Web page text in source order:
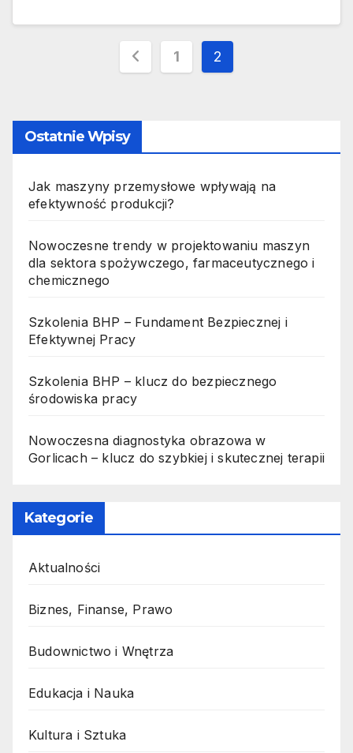
Stronicowanie
1 2
Ostatnie Wpisy
Jak maszyny przemysłowe wpływają na
efektywność produkcji?
Nowoczesne trendy w projektowaniu maszyn
dla sektora spożywczego, farmaceutycznego i
chemicznego
Szkolenia BHP – Fundament Bezpiecznej i
Efektywnej Pracy
Szkolenia BHP – klucz do bezpiecznego
środowiska pracy
Nowoczesna diagnostyka obrazowa w
Gorlicach – klucz do szybkiej i skutecznej terapii
Kategorie
Aktualności
Biznes, Finanse, Prawo
Budownictwo i Wnętrza
Edukacja i Nauka
Kultura i Sztuka